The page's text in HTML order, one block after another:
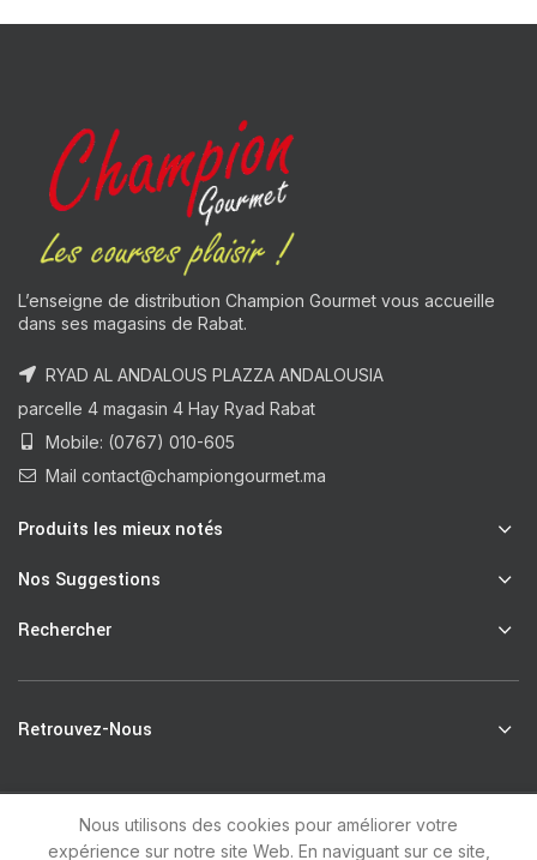
L’enseigne de distribution Champion Gourmet vous accueille
dans ses magasins de Rabat.
RYAD AL ANDALOUS PLAZZA ANDALOUSIA
parcelle 4 magasin 4 Hay Ryad Rabat
Mobile: (0767) 010-605
Mail contact@championgourmet.ma
Produits les mieux notés
Nos Suggestions
Rechercher
Retrouvez-Nous
Champion Gourmet 2021 byRunsoft.
Nous utilisons des cookies pour améliorer votre
expérience sur notre site Web. En naviguant sur ce site,